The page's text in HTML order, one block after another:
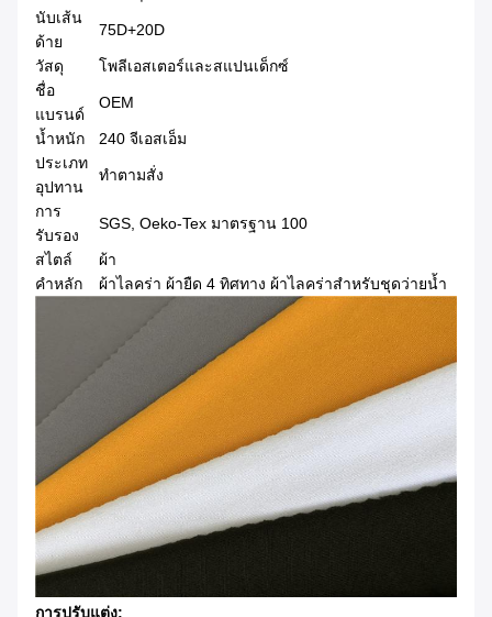
นับเส้น
ด้าย
75D+20D
วัสดุ
โพลีเอสเตอร์และสแปนเด็กซ์
ชื่อ
แบรนด์
OEM
น้ำหนัก
240 จีเอสเอ็ม
ประเภท
อุปทาน
ทำตามสั่ง
การ
รับรอง
SGS, Oeko-Tex มาตรฐาน 100
สไตล์
ผ้า
คำหลัก
ผ้าไลคร่า ผ้ายืด 4 ทิศทาง ผ้าไลคร่าสำหรับชุดว่ายน้ำ
การปรับแต่ง: